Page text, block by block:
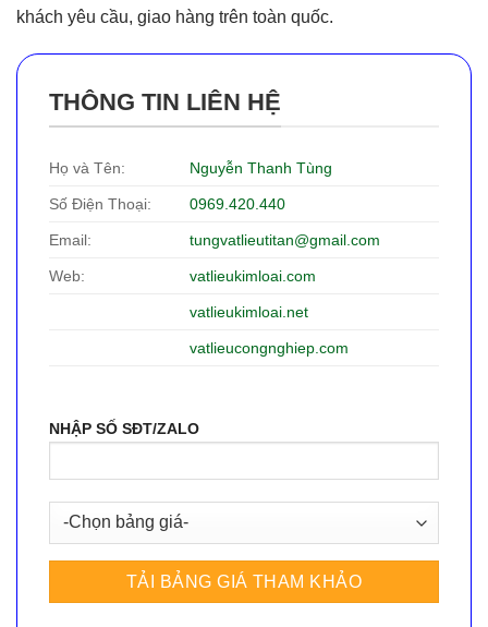
khách yêu cầu, giao hàng trên toàn quốc.
THÔNG TIN LIÊN HỆ
Họ và Tên: Nguyễn Thanh Tùng
Số Điện Thoại: 0969.420.440
Email: tungvatlieutitan@gmail.com
Web: vatlieukimloai.com
vatlieukimloai.net
vatlieucongnghiep.com
NHẬP SỐ SĐT/ZALO